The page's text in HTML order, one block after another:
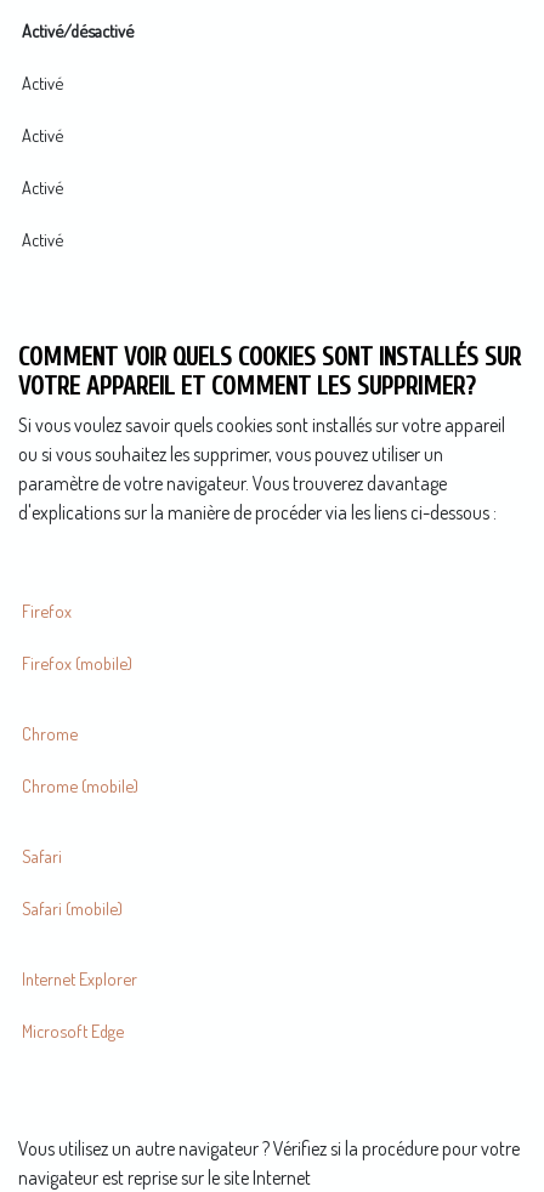
Activé/désactivé
Activé
Activé
Activé
Activé
COMMENT VOIR QUELS COOKIES SONT INSTALLÉS SUR
VOTRE APPAREIL ET COMMENT LES SUPPRIMER?
Si vous voulez savoir quels cookies sont installés sur votre appareil
ou si vous souhaitez les supprimer, vous pouvez utiliser un
paramètre de votre navigateur. Vous trouverez davantage
d'explications sur la manière de procéder via les liens ci-dessous :
Firefox
Firefox (mobile)
Chrome
Chrome (mobile)
Safari
Safari (mobile)
Internet Explorer
Microsoft Edge
Vous utilisez un autre navigateur ? Vérifiez si la procédure pour votre
navigateur est reprise sur le site Internet